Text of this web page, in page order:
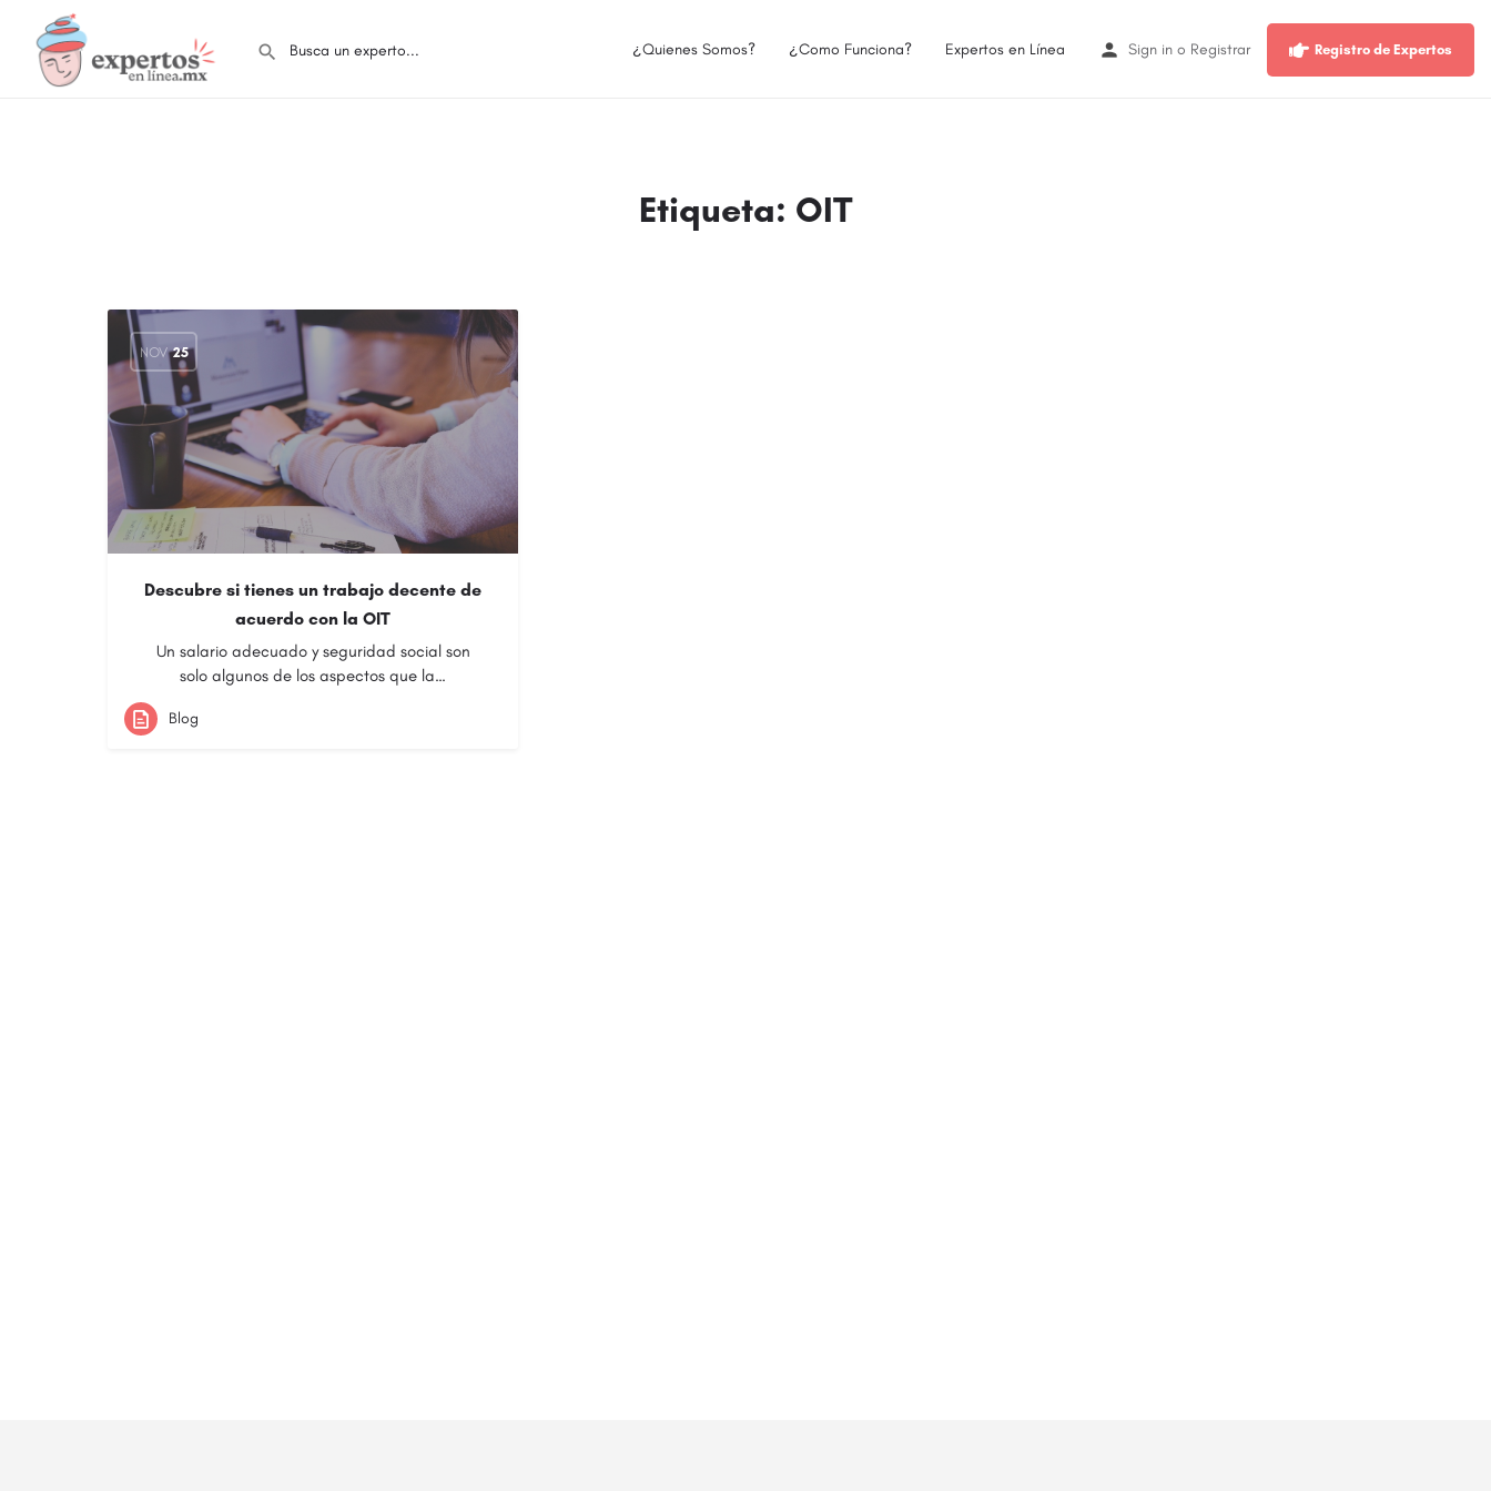
¿Quienes Somos? ¿Como Funciona? Expertos en Línea Sign in o Registrar Registro de Expertos
Etiqueta: OIT
NOV 25
Descubre si tienes un trabajo decente de
acuerdo con la OIT
Un salario adecuado y seguridad social son
solo algunos de los aspectos que la…
Blog